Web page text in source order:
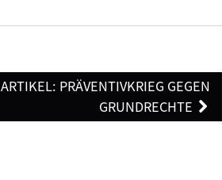
ARTIKEL: PRÄVENTIVKRIEG GEGEN
GRUNDRECHTE